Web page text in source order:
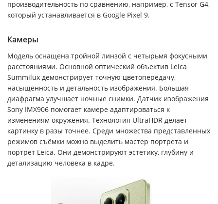
производительность по сравнению, например, с Tensor G4,
который устанавливается в Google Pixel 9.
Камеры
Модель оснащена тройной линзой с четырьмя фокусными
расстояниями. Основной оптический объектив Leica
Summilux демонстрирует точную цветопередачу,
насыщенность и детальность изображения. Большая
диафрагма улучшает ночные снимки. Датчик изображения
Sony IMX906 помогает камере адаптироваться к
изменениям окружения. Технология UltraHDR делает
картинку в разы точнее. Среди множества представленных
режимов съёмки можно выделить мастер портрета и
портрет Leica. Они демонстрируют эстетику, глубину и
детализацию человека в кадре.